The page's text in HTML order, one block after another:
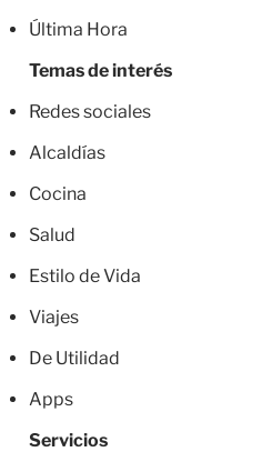
Última Hora
Temas de interés
Redes sociales
Alcaldías
Cocina
Salud
Estilo de Vida
Viajes
De Utilidad
Apps
Servicios